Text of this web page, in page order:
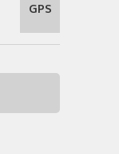
GPS